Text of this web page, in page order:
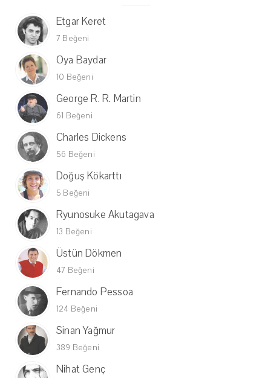
Etgar Keret
7 Beğeni
Oya Baydar
10 Beğeni
George R. R. Martin
61 Beğeni
Charles Dickens
56 Beğeni
Doğuş Kökarttı
5 Beğeni
Ryunosuke Akutagava
13 Beğeni
Üstün Dökmen
47 Beğeni
Fernando Pessoa
124 Beğeni
Sinan Yağmur
389 Beğeni
Nihat Genç